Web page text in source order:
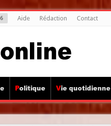
Aide Rédaction Contact
Politique Vie quotidienne